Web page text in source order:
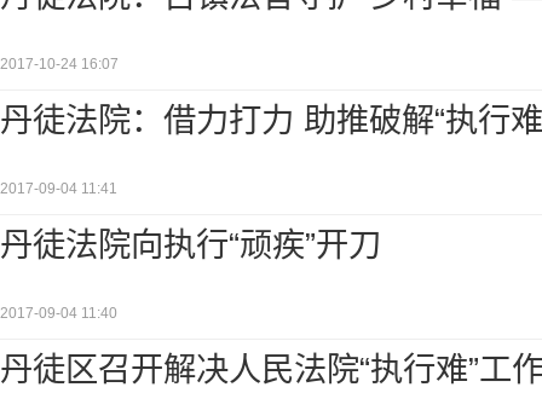
2017-10-24 16:07
丹徒法院：借力打力 助推破解“执行
2017-09-04 11:41
丹徒法院向执行“顽疾”开刀
2017-09-04 11:40
丹徒区召开解决人民法院“执行难”工